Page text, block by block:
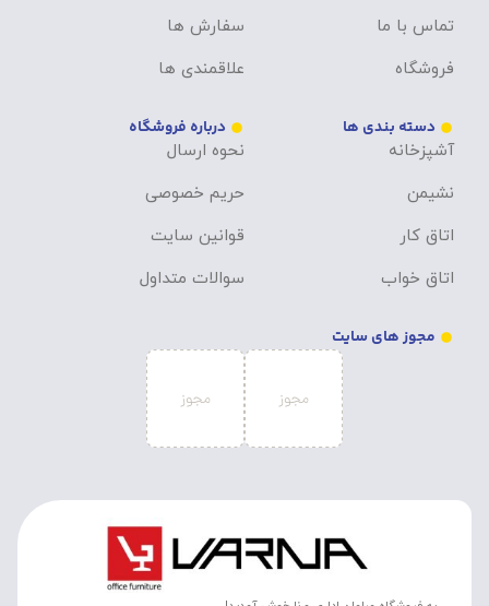
تماس با ما
فروشگاه
سفارش ها
علاقمندی ها
دسته بندی ها
آشپزخانه
نشیمن
اتاق کار
اتاق خواب
درباره فروشگاه
نحوه ارسال
حریم خصوصی
قوانین سایت
سوالات متداول
مجوز های سایت